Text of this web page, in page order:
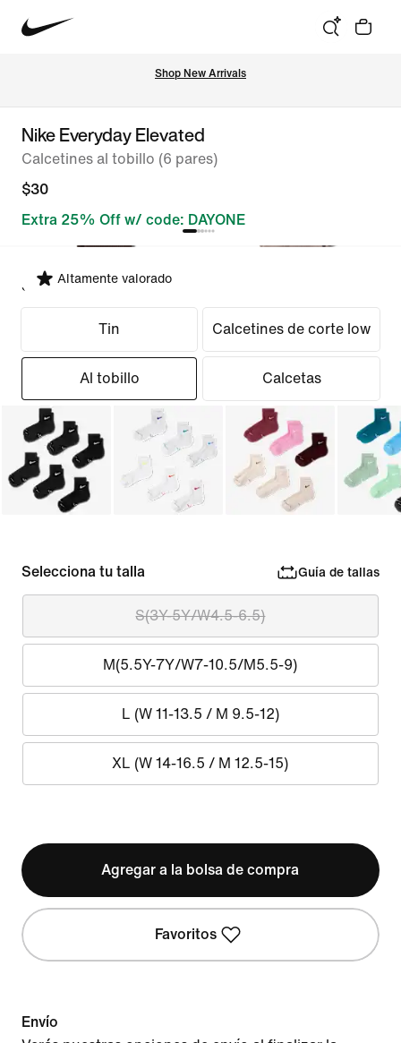
Shop New Arrivals
Nike Everyday Elevated
Calcetines al tobillo (6 pares)
$30
Extra 25% Off w/ code: DAYONE
Altamente valorado
Seleccionar ajuste
Tin Calcetines de corte low
Al tobillo Calcetas
Selecciona tu talla Guía de tallas
S(3Y-5Y/W4.5-6.5)
M(5.5Y-7Y/W7-10.5/M5.5-9)
L (W 11-13.5 / M 9.5-12)
XL (W 14-16.5 / M 12.5-15)
Agregar a la bolsa de compra
Favoritos
Envío